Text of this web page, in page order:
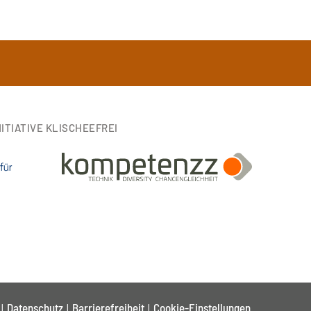
KLISCHEEFREI
Datenschutz Barrierefreiheit Cookie-Einstellungen